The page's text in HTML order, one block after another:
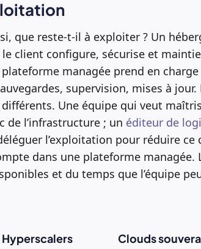
que reste-t-il à exploiter ? Un
client configure, sécurise et
managée prend en
supervision, mises à jour.
Une équipe qui veut
de l’infrastructure ; un éditeur de
l’exploitation pour réduire ce
dans une plateforme managée.
et du temps que l’équipe
Hyperscalers
Clouds